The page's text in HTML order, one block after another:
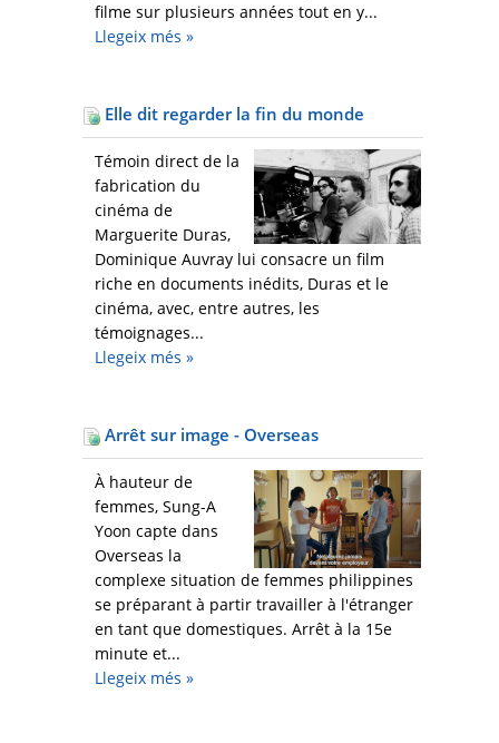
filme sur plusieurs années tout en y...
Llegeix més »
Elle dit regarder la fin du monde
Témoin direct de la
fabrication du
cinéma de
Marguerite Duras,
Dominique Auvray lui consacre un film
riche en documents inédits, Duras et le
cinéma, avec, entre autres, les
témoignages...
Llegeix més »
Arrêt sur image - Overseas
À hauteur de
femmes, Sung-A
Yoon capte dans
Overseas la
complexe situation de femmes philippines
se préparant à partir travailler à l'étranger
en tant que domestiques. Arrêt à la 15e
minute et...
Llegeix més »